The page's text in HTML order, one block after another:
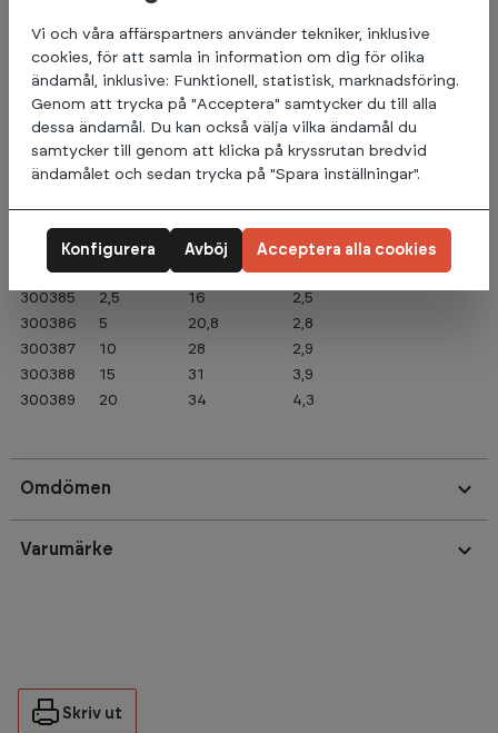
är lika prisvärt som det är pålitligt.
Förutom en estetisk förändring som kan uppstå efter år av
daglig användning, är våra järnskivor nästan livslånga. De
kommer alltid att ha en plats på din träningsutrustning och
passar perfekt för hantlar och mindre skivstänger.
Art.nr. KG
300383
0,5 10
1,4
300384
1,25 12,7
2
300385
2,5 16
2,5
300386
5 20,8
2,8
300387
10 28
2,9
300388
15 31
3,9
300389
20 34 4,3
Omdömen
Varumärke
Skriv ut
Vi och våra affärspartners använder tekniker, inklusive
cookies, för att samla in information om dig för olika
ändamål, inklusive: Funktionell, statistisk, marknadsföring.
Genom att trycka på "Acceptera" samtycker du till alla
dessa ändamål. Du kan också välja vilka ändamål du
samtycker till genom att klicka på kryssrutan bredvid
ändamålet och sedan trycka på "Spara inställningar".
Avböj
Konfigurera Acceptera alla cookies